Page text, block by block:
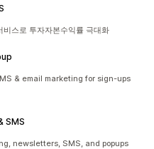
스로 투자자본수익률 극대화
& email marketing for sign-ups
SMS
newsletters, SMS, and popups